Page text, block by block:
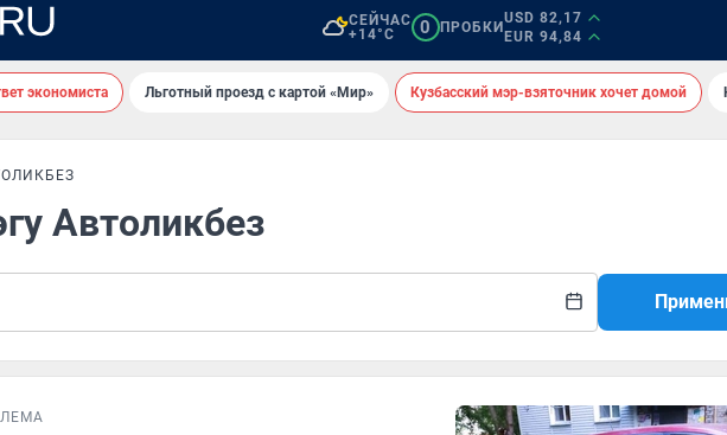
СЕЙЧАС
+14°C
0 ПРОБКИ
USD 82,17
EUR 94,84
экономиста Льготный проезд с картой «Мир» Кузбасский мэр-взяточник хочет домой
Автоликбез